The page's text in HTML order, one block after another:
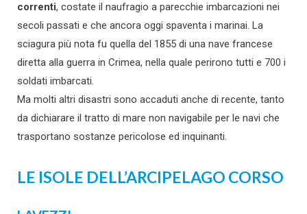
correnti, costate il naufragio a parecchie imbarcazioni nei
secoli passati e che ancora oggi spaventa i marinai. La
sciagura più nota fu quella del 1855 di una nave francese
diretta alla guerra in Crimea, nella quale perirono tutti e 700 i
soldati imbarcati.
Ma molti altri disastri sono accaduti anche di recente, tanto
da dichiarare il tratto di mare non navigabile per le navi che
trasportano sostanze pericolose ed inquinanti.
LE ISOLE DELL’ARCIPELAGO CORSO